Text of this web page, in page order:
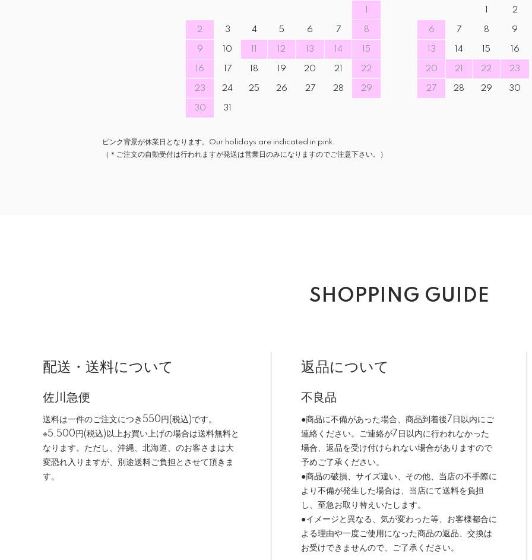
2 3 4 5 6 7 8
9 10 12 13 14 15
16 17 18 19 20 21 22
23 24 25 26 27 28 29
30 31
2
6 7 8 9
13 14 15 16
20 21 22 23
27 28 29 30
ピンク背景が休業日となります。Our holidays are indicated in pink.
（＊ご注文の自動受付は行われますが発送は営業日のみになりますのでご注意下さい。）
SHOPPING GUIDE
配送・送料について
佐川急便
送料は一件のご注文につき550円(税込)です。
※5,500円(税込)以上お買い上げの場合は送料無料と
なります。ただし、沖縄、北海道、のお客さまは大
変恐れ入りますが、別途送料ご負担とさせて頂きま
す。
返品について
不良品
●商品に不備があった場合、商品到着後7日以内にご
連絡ください。ご連絡が7日以内に行われなかった
場合、返品を受け付けられない場合がありますので
予めご了承ください。
●商品の破損、サイズ違い、その他、当店の不手際に
より不備が発生した場合は、当店にて送料を負担
し、至急お取り替えいたします。
●イメージと異なる、気が変わった等、お客様都合に
よる理由や一度ご使用になった商品の返品、交換は
お受けできませんので、ご了承ください。